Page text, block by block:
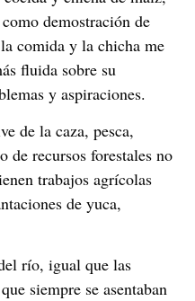
demostración de
comida y la chicha me
fluida sobre su
y aspiraciones.
de la caza, pesca,
de recursos forestales no
trabajos agrícolas
de yuca,
río, igual que las
siempre se asentaban